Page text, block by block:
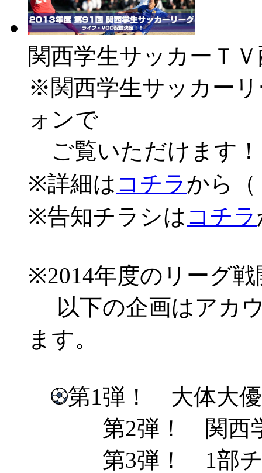
関西学生サッカーＴ
※関西学生サッカー
ォンで
ご覧いただけます
※詳細は コチラから
※告知チラシは コチラ
※2014年度のリーグ
以下の企画はアカ
ます。
第1弾！ 大体大優
第2弾！ 関西学
第3弾！ 1部チー